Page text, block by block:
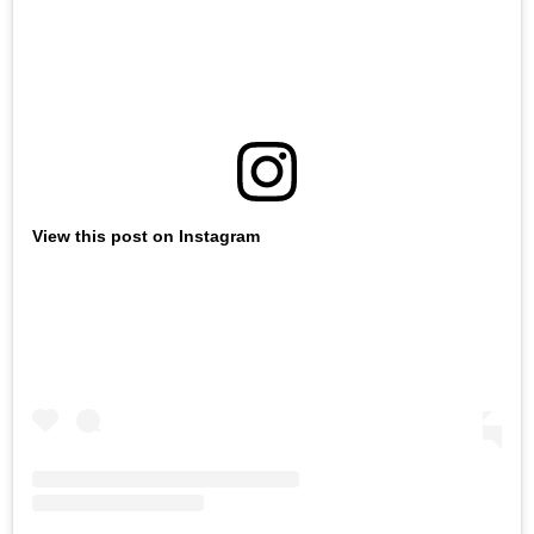
View this post on Instagram